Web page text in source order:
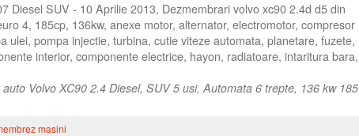
Diesel SUV - 10 Aprilie 2013, Dezmembrari volvo xc90 2.4d d5 din
4, 185cp, 136kw, anexe motor, alternator, electromotor, compresor
ulei, pompa injectie, turbina, cutie viteze automata, planetare, fuzete,
interior, componente electrice, hayon, radiatoare, intaritura bara,
Volvo XC90 2.4 Diesel, SUV 5 usi, Automata 6 trepte, 136 kw 185
masini